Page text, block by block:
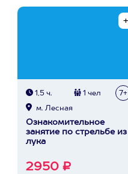
1,5 ч. 1 чел 7+
м. Лесная
Ознакомительное
занятие по стрельбе из
лука
2950 ₽